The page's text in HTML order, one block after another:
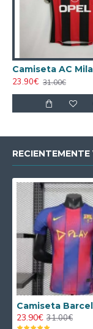
23.90€ 31.00€
23.90€ 31.00€